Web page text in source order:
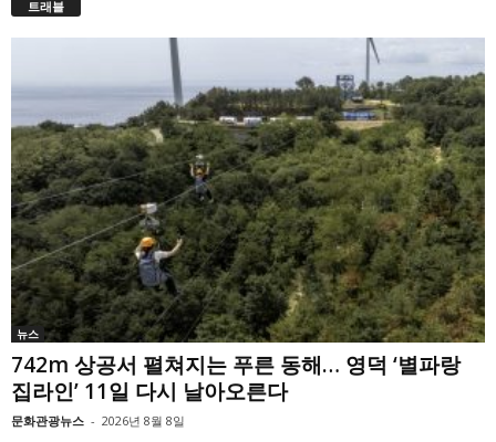
트래블
뉴스
742m 상공서 펼쳐지는 푸른 동해… 영덕 ‘별파랑
집라인’ 11일 다시 날아오른다
문화관광뉴스 - 2026년 8월 8일